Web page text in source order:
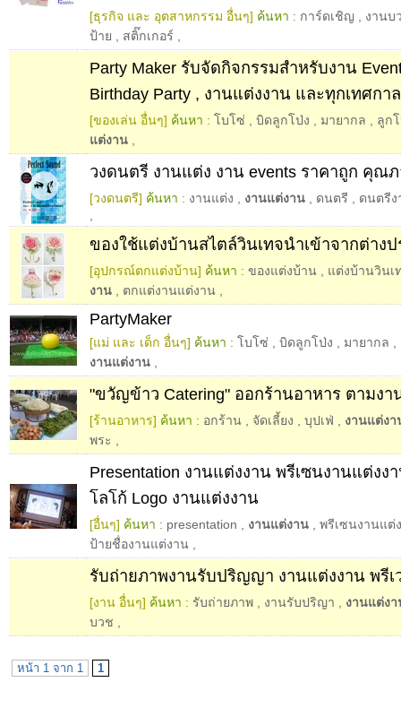
[ธุรกิจ และ อุตสาหกรรม อื่นๆ] ค้นหา : การ์ดเชิญ
งานบ
ป้าย
สติ๊กเกอร์
Party Maker รับจัดกิจกรรมสำหรับงาน
Birthday Party , งานแต่งงาน และทุกเทศกาล
[ของเล่น อื่นๆ] ค้นหา : โบโซ่ บิดลูกโป่ง มายากล
ลูก
แต่งาน
วงดนตรี งานแต่ง งาน events ราคาถูก คุณ
[วงดนตรี] ค้นหา : งานแต่ง งานแต่งาน ดนตรี
ดนตรี
ของใช้แต่งบ้านสไตล์วินเทจนำเข้าจากต่างป
[อุปกรณ์ตกแต่งบ้าน] ค้นหา : ของแต่งบ้าน
แต่งบ้านวินเ
งาน
ตกแต่งานแต่งาน
PartyMaker
[แม่ และ เด็ก อื่นๆ] ค้นหา : โบโซ่ บิดลูกโป่ง มายากล
งานแต่งาน
"ขวัญข้าว Catering" ออกร้านอาหาร ตามงา
[ร้านอาหาร] ค้นหา : อกร้าน จัดเลี้ยง บุปเฟ่
งานแต่งา
พระ
Presentation งานแต่งงาน พรีเซนงานแต่งง
โลโก้ Logo งานแต่งงาน
[อื่นๆ] ค้นหา : presentation งานแต่งาน
พรีเซนงานแต่ง
ป้ายชื่องานแต่งาน
รับถ่ายภาพงานรับปริญญา งานแต่งงาน พรีเ
[งาน อื่นๆ] ค้นหา : รับถ่ายภาพ งานรับปริญา
งานแต่ง
บวช
หน้า 1 จาก 1 1